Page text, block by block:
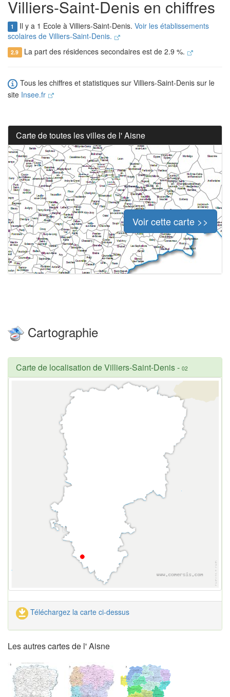
Villiers-Saint-Denis en chiffres
1 Il y a 1 Ecole à Villiers-Saint-Denis. Voir les établissements
scolaires de Villiers-Saint-Denis.
2.9 La part des résidences secondaires est de 2.9 %.
Tous les chiffres et statistiques sur Villiers-Saint-Denis sur le
site Insee.fr
Carte de toutes les villes de l' Aisne
Voir cette carte >>
Cartographie
Carte de localisation de Villiers-Saint-Denis- 02
Téléchargez la carte ci-dessus
Les autres cartes de l' Aisne